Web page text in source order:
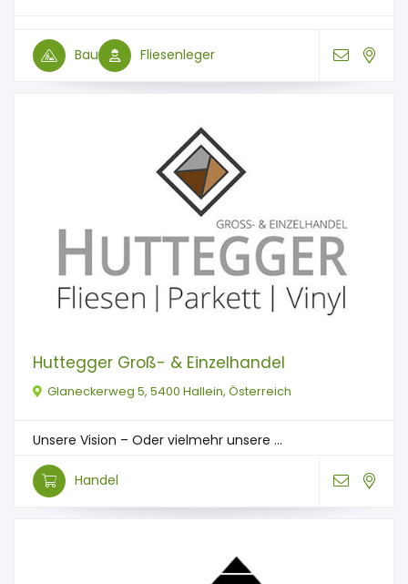
Bau Fliesenleger
Huttegger Groß- & Einzelhandel
Glaneckerweg 5, 5400 Hallein, Österreich
Unsere Vision – Oder vielmehr unsere ...
Handel